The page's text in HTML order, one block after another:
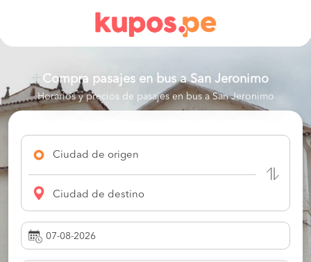
Compra pasajes en bus aSan Jeronimo
Horarios y precios de pasajes en bus a San Jeronimo
Ciudad de origen
Ciudad de destino